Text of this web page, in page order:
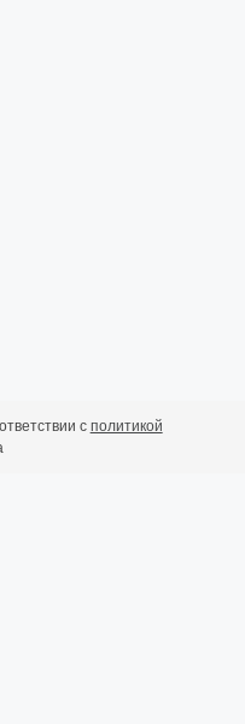
можно
с политикой